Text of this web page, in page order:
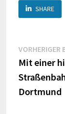
SHARE
VORHERIGER
Mit einer
Dortmund